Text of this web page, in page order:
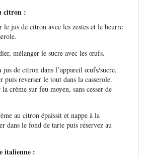
citron :
le jus de citron avec les zestes et le beurre
mélanger le sucre avec les œufs.
jus de citron dans l’appareil œufs/sucre,
puis reverser le tout dans la casserole.
crème sur feu moyen, sans cesser de
au citron épaissit et nappe à la
dans le fond de tarte puis réservez au
italienne :